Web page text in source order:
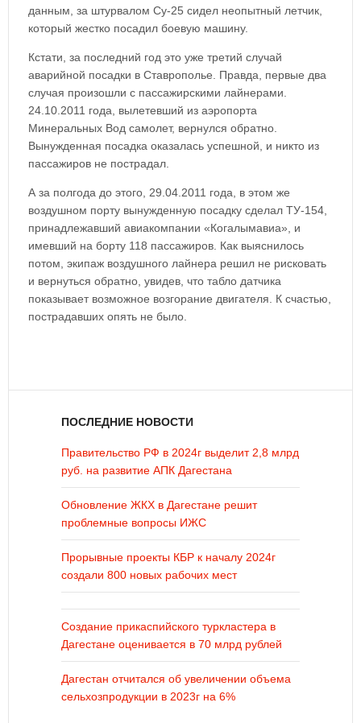
данным, за штурвалом Су-25 сидел неопытный летчик,
который жестко посадил боевую машину.
Кстати, за последний год это уже третий случай
аварийной посадки в Ставрополье. Правда, первые два
случая произошли с пассажирскими лайнерами.
24.10.2011 года, вылетевший из аэропорта
Минеральных Вод самолет, вернулся обратно.
Вынужденная посадка оказалась успешной, и никто из
пассажиров не пострадал.
А за полгода до этого, 29.04.2011 года, в этом же
воздушном порту вынужденную посадку сделал ТУ-154,
принадлежавший авиакомпании «Когалымавиа», и
имевший на борту 118 пассажиров. Как выяснилось
потом, экипаж воздушного лайнера решил не рисковать
и вернуться обратно, увидев, что табло датчика
показывает возможное возгорание двигателя. К счастью,
пострадавших опять не было.
ПОСЛЕДНИЕ НОВОСТИ
Правительство РФ в 2024г выделит 2,8 млрд
руб. на развитие АПК Дагестана
Обновление ЖКХ в Дагестане решит
проблемные вопросы ИЖС
Прорывные проекты КБР к началу 2024г
создали 800 новых рабочих мест
Создание прикаспийского туркластера в
Дагестане оценивается в 70 млрд рублей
Дагестан отчитался об увеличении объема
сельхозпродукции в 2023г на 6%